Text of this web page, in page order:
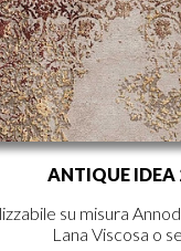
ANTIQUE IDEA
su misura
Lana Viscosa o